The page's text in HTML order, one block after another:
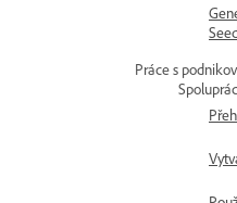
Práce s